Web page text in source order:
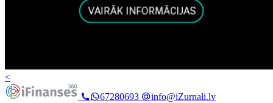
<
67280693
info@iZurnali.lv